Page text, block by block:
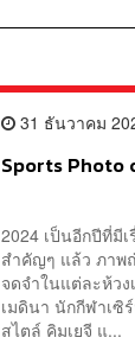
31 ธันวาคม
Sports Photo
2024 เป็นอีกปีที่มี
สำคัญๆ แล้ว ภาพ
จดจำในแต่ละห้ว
เมดินา นักกีฬาเซิ
สไตล์ คิมเยจี แ...